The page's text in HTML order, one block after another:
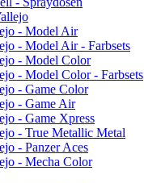
- Model Air
- Model Air - Farbsets
- Model Color
- Model Color - Farbsets
- Game Color
- Game Air
- Game Xpress
- True Metallic Metal
- Panzer Aces
- Mecha Color